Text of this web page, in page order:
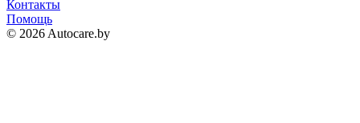
Контакты
Помощь
© 2026 Autocare.by